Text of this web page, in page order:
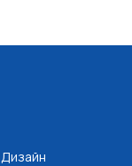
Дизайн